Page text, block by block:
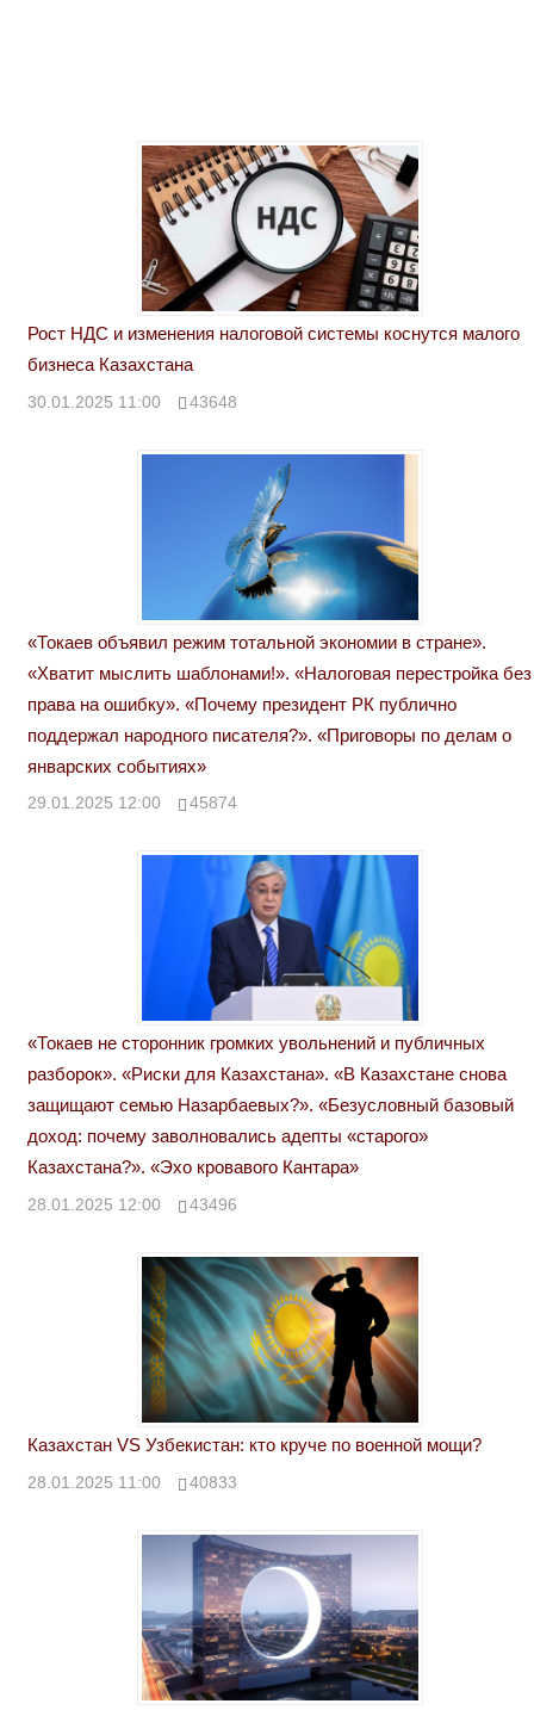
Рост НДС и изменения налоговой системы коснутся малого
бизнеса Казахстана
30.01.2025 11:00 43648
«Токаев объявил режим тотальной экономии в стране».
«Хватит мыслить шаблонами!». «Налоговая перестройка без
права на ошибку». «Почему президент РК публично
поддержал народного писателя?». «Приговоры по делам о
январских событиях»
29.01.2025 12:00 45874
«Токаев не сторонник громких увольнений и публичных
разборок». «Риски для Казахстана». «В Казахстане снова
защищают семью Назарбаевых?». «Безусловный базовый
доход: почему заволновались адепты «старого»
Казахстана?». «Эхо кровавого Кантара»
28.01.2025 12:00 43496
Казахстан VS Узбекистан: кто круче по военной мощи?
28.01.2025 11:00 40833